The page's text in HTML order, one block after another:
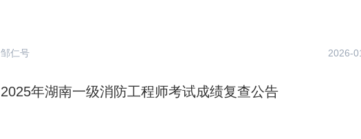
邹仁号 2026-
2025年湖南一级消防工程师考试成绩复查公告